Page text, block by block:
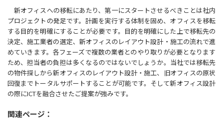
新オフィスへの移転にあたり、第一にスタートさせるべきことは社内
プロジェクトの発足です。計画を実行する体制を固め、オフィスを移転
する目的を明確にすることが必要です。目的を明確にした上で移転先の
決定、施工業者の選定、新オフィスのレイアウト設計・施工の流れで進
めていきます。各フェーズで複数の業者とのやり取りが必要となります
ため、担当者の負担は多くなるのではないでしょうか。当社では移転先
の物件探しから新オフィスのレイアウト設計・施工、旧オフィスの原状
回復までトータルサポートすることが可能です。そして新オフィス設計
の際にICTを融合させたご提案が強みです。
関連ページ：